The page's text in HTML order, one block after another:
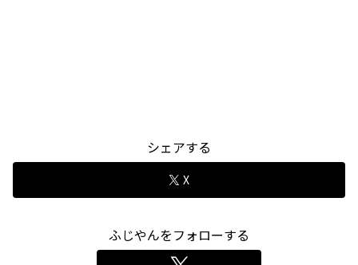
シェアする
X
ふじやんをフォローする